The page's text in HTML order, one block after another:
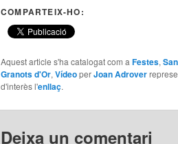
COMPARTEIX-HO:
Aquest article s'ha catalogat com a Festes,
Granots d'Or, VídeoperJoan Adrover
d'interès l'enllaç.
Deixa un comentari